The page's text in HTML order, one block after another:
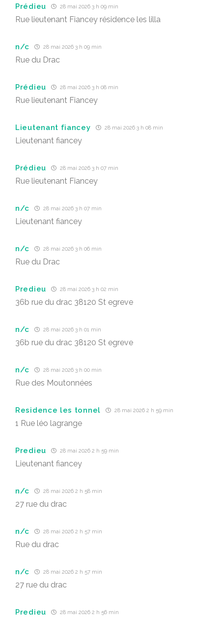
Prédieu 28 mai 2026 3 h 09 min
Rue lieutenant Fiancey résidence les lilla
n/c 28 mai 2026 3 h 09 min
Rue du Drac
Prédieu 28 mai 2026 3 h 08 min
Rue lieutenant Fiancey
Lieutenant fiancey 28 mai 2026 3 h 08 min
Lieutenant fiancey
Prédieu 28 mai 2026 3 h 07 min
Rue lieutenant Fiancey
n/c 28 mai 2026 3 h 07 min
Lieutenant fiancey
n/c 28 mai 2026 3 h 06 min
Rue du Drac
Predieu 28 mai 2026 3 h 02 min
36b rue du drac 38120 St egreve
n/c 28 mai 2026 3 h 01 min
36b rue du drac 38120 St egreve
n/c 28 mai 2026 3 h 00 min
Rue des Moutonnées
Residence les tonnel 28 mai 2026 2 h 59 min
1 Rue léo lagrange
Predieu 28 mai 2026 2 h 59 min
Lieutenant fiancey
n/c 28 mai 2026 2 h 58 min
27 rue du drac
n/c 28 mai 2026 2 h 57 min
Rue du drac
n/c 28 mai 2026 2 h 57 min
27 rue du drac
Predieu 28 mai 2026 2 h 56 min